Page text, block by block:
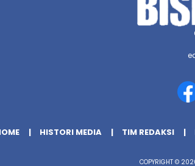
HISTORI MEDIA TIM REDAKSI
COPYRIGHT ©